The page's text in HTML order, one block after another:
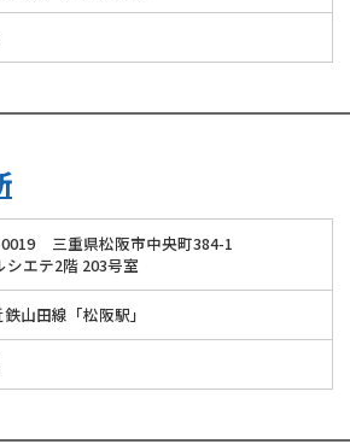
0019
三重県松阪市中央町384-1
シエテ2階 203号室
山田線「松阪駅」